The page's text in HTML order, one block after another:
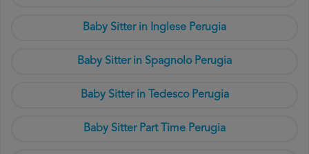
Baby Sitter in Inglese Perugia
Baby Sitter in Spagnolo Perugia
Baby Sitter in Tedesco Perugia
Baby Sitter Part Time Perugia